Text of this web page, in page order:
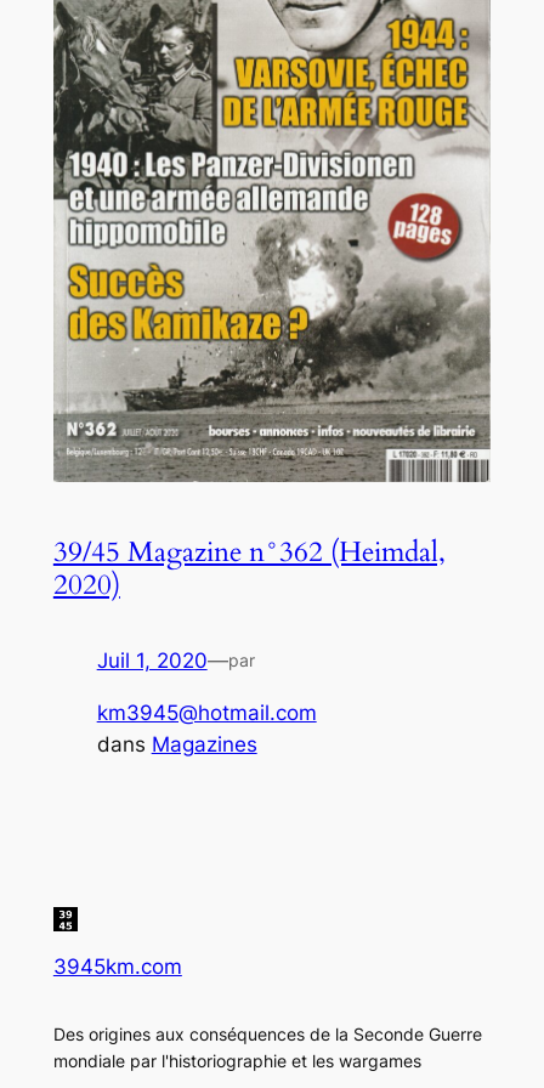
39/45 Magazine n°362 (Heimdal,
2020)
Juil 1, 2020—par
km3945@hotmail.com
dans Magazines
3945km.com
Des origines aux conséquences de la Seconde Guerre
mondiale par l'historiographie et les wargames